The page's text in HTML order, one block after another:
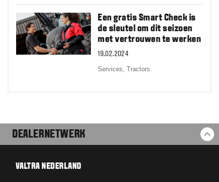
Een gratis Smart Check is
de sleutel om dit seizoen
met vertrouwen te werken
19.02.2024
Services,Tractors
DEALERNETWERK
VALTRA NEDERLAND